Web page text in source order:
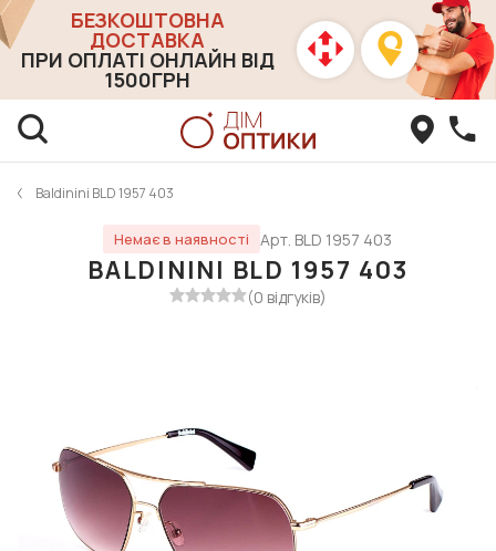
БЕЗКОШТОВНА
ДОСТАВКА
ПРИ ОПЛАТІ ОНЛАЙН ВІД
1500ГРН
Baldinini BLD 1957 403
Немає в наявності Арт. BLD 1957 403
BALDININI BLD 1957 403
(0 відгуків)